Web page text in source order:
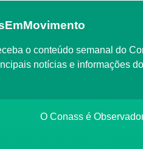
notícias e informações
O Conass é